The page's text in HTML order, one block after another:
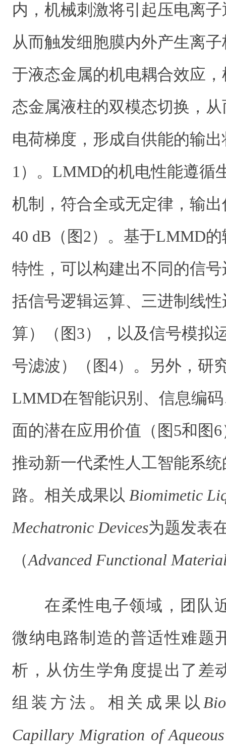
内，机械刺激将引起压电离
从而触发细胞膜内外产生离
于液态金属的机电耦合效应
态金属液柱的双模态切换，
电荷梯度，形成自供能的输
1）。LMMD的机电性能遵循
机制，符合全或无定律，输
40 dB（图2）。基于LMMD
特性，可以构建出不同的信
括信号逻辑运算、三进制线
算）（图3），以及信号模拟
号滤波）（图4）。另外，研
LMMD在智能识别、信息编
面的潜在应用价值（图5和图
推动新一代柔性人工智能系
路。相关成果以 Biomimetic
Mechatronic Devices为题发表
（Advanced Functional
在柔性电子领域，团队
微纳电路制造的普适性难题
析，从仿生学角度提出了差
组装方法。相关成果以
Capillary Migration of